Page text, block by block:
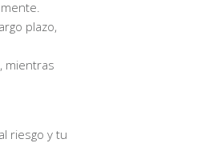
plazo,
mientras
riesgo y tu